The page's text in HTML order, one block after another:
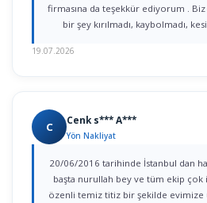
firmasına da teşekkür ediyorum .
bir şey kırılmadı, kaybolmadı,
19.07.2026
C Cenk s*** A***
Yön Nakliyat
20/06/2016 tarihinde İstanbul dan
başta nurullah bey ve tüm ekip çok
özenli temiz titiz bir şekilde evimize